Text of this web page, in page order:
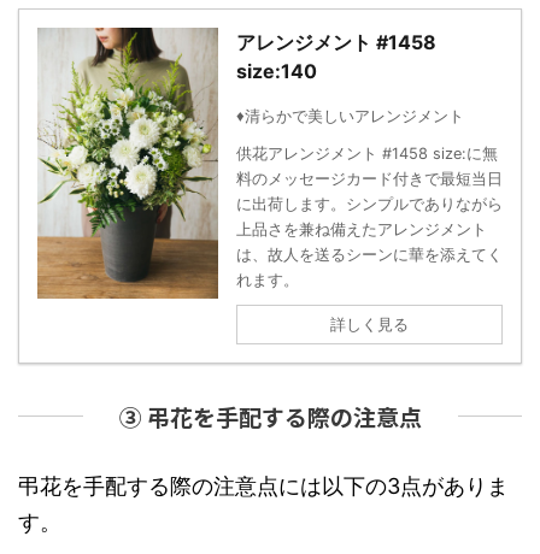
アレンジメント #1458
size:140
♦清らかで美しいアレンジメント
供花アレンジメント #1458 size:に無
料のメッセージカード付きで最短当日
に出荷します。シンプルでありながら
上品さを兼ね備えたアレンジメント
は、故人を送るシーンに華を添えてく
れます。
詳しく見る
③ 弔花を手配する際の注意点
弔花を手配する際の注意点には以下の3点がありま
す。